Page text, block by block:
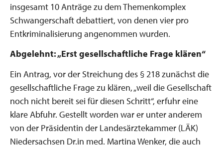
insgesamt 10 Anträge zu dem Themenkomplex
Schwangerschaft debattiert, von denen vier pro
Entkriminalisierung angenommen wurden.
Abgelehnt: „Erst gesellschaftliche Frage klären“
Ein Antrag, vor der Streichung des § 218 zunächst die
gesellschaftliche Frage zu klären, „weil die Gesellschaft
noch nicht bereit sei für diesen Schritt“, erfuhr eine
klare Abfuhr. Gestellt worden war er unter anderem
von der Präsidentin der Landesärztekammer (LÄK)
Niedersachsen Dr.in med. Martina Wenker, die auch